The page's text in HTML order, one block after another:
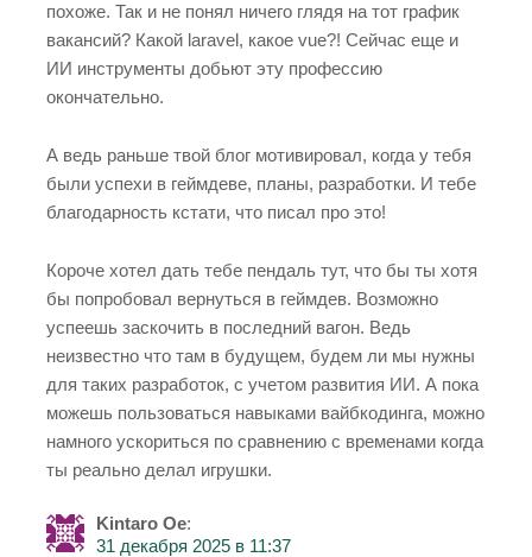
похоже. Так и не понял ничего глядя на тот график
вакансий? Какой laravel, какое vue?! Сейчас еще и
ИИ инструменты добьют эту профессию
окончательно.
А ведь раньше твой блог мотивировал, когда у тебя
были успехи в геймдеве, планы, разработки. И тебе
благодарность кстати, что писал про это!
Короче хотел дать тебе пендаль тут, что бы ты хотя
бы попробовал вернуться в геймдев. Возможно
успеешь заскочить в последний вагон. Ведь
неизвестно что там в будущем, будем ли мы нужны
для таких разработок, с учетом развития ИИ. А пока
можешь пользоваться навыками вайбкодинга, можно
намного ускориться по сравнению с временами когда
ты реально делал игрушки.
Kintaro Oe:
31 декабря 2025 в 11:37